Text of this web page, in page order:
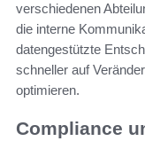
verschiedenen
die interne
datengestützte
schneller auf
optimieren.
Compliance